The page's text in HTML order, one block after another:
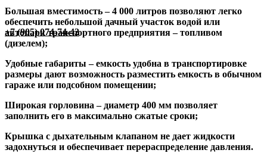
+7 (905) 074-74-42
Большая вместимость– 4 000 литров позволяют легко
обеспечить небольшой дачный участок водой или
автопарк транспортного предприятия – топливом
(дизелем);
Удобные габариты – емкость удобна в транспортировке
размеры дают возможность разместить емкость в обычном
гараже или подсобном помещении;
Широкая горловина – диаметр 400 мм позволяет
заполнить его в максимально сжатые сроки;
Крышка с дыхательным клапаном не дает жидкости
задохнуться и обеспечивает перераспределение давления.